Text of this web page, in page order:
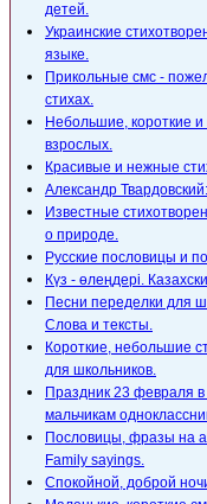
детей.
Украинские
языке.
Прикольные смс -
стихах.
Небольшие, короткие
взрослых.
Красивые и нежные
Александр
Известные
о природе.
Русские пословицы и
Күз - өлеңдері.
Песни переделки для
Слова и тексты.
Короткие, небольшие
для школьников.
Праздник 23 февраля
мальчикам
Пословицы, фразы на
Family sayings.
Спокойной, доброй